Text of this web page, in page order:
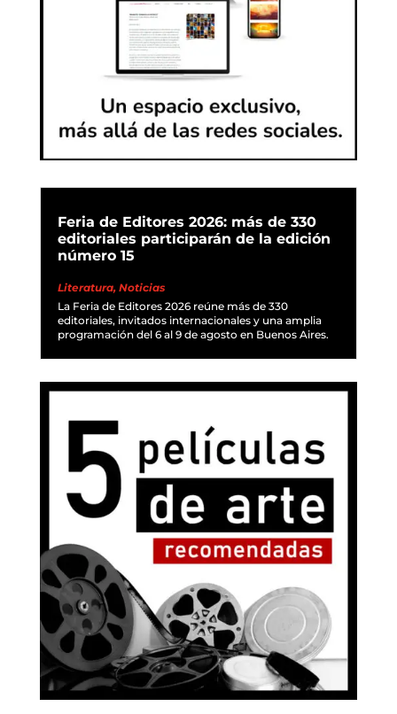
Feria de Editores 2026: más de 330
editoriales participarán de la edición
número 15
Literatura, Noticias
La Feria de Editores 2026 reúne más de 330
editoriales, invitados internacionales y una amplia
programación del 6 al 9 de agosto en Buenos Aires.